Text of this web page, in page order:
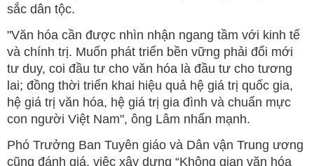
sắc dân tộc.
"Văn hóa cần được nhìn nhận ngang tầm với kinh tế
và chính trị. Muốn phát triển bền vững phải đổi mới
tư duy, coi đầu tư cho văn hóa là đầu tư cho tương
lai; đồng thời triển khai hiệu quả hệ giá trị quốc gia,
hệ giá trị văn hóa, hệ giá trị gia đình và chuẩn mực
con người Việt Nam", ông Lâm nhấn mạnh.
Phó Trưởng Ban Tuyên giáo và Dân vận Trung ương
cũng đánh giá, việc xây dựng “Không gian văn hóa